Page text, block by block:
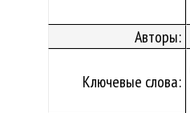
Авторы:
Ключевые слова: